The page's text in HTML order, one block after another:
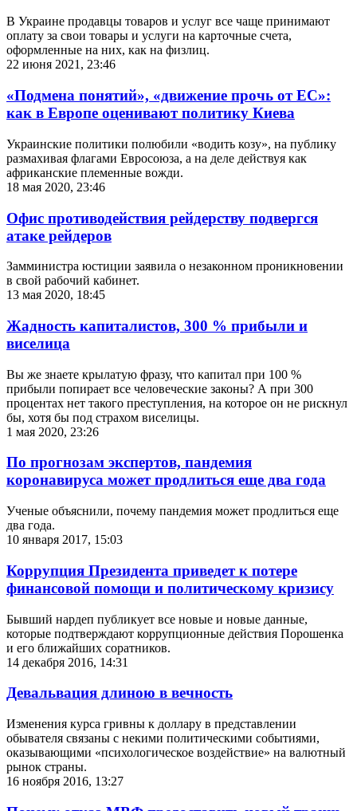
В Украине продавцы товаров и услуг все чаще принимают
оплату за свои товары и услуги на карточные счета,
оформленные на них, как на физлиц.
22 июня 2021, 23:46
«Подмена понятий», «движение прочь от ЕС»:
как в Европе оценивают политику Киева
Украинские политики полюбили «водить козу», на публику
размахивая флагами Евросоюза, а на деле действуя как
африканские племенные вожди.
18 мая 2020, 23:46
Офис противодействия рейдерству подвергся
атаке рейдеров
Замминистра юстиции заявила о незаконном проникновении
в свой рабочий кабинет.
13 мая 2020, 18:45
Жадность капиталистов, 300 % прибыли и
виселица
Вы же знаете крылатую фразу, что капитал при 100 %
прибыли попирает все человеческие законы? А при 300
процентах нет такого преступления, на которое он не рискнул
бы, хотя бы под страхом виселицы.
1 мая 2020, 23:26
По прогнозам экспертов, пандемия
коронавируса может продлиться еще два года
Ученые объяснили, почему пандемия может продлиться еще
два года.
10 января 2017, 15:03
Коррупция Президента приведет к потере
финансовой помощи и политическому кризису
Бывший нардеп публикует все новые и новые данные,
которые подтверждают коррупционные действия Порошенка
и его ближайших соратников.
14 декабря 2016, 14:31
Девальвация длиною в вечность
Изменения курса гривны к доллару в представлении
обывателя связаны с некими политическими событиями,
оказывающими «психологическое воздействие» на валютный
рынок страны.
16 ноября 2016, 13:27